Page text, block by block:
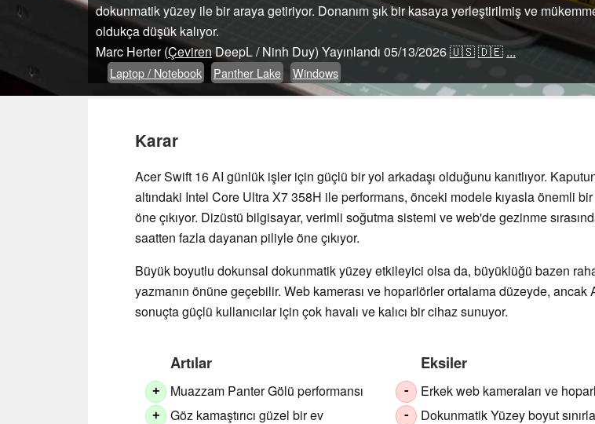
dokunmatik yüzey ile bir araya getiriyor. Donanım şık bir kasaya yerleştirilmiş ve
oldukça düşük kalıyor.
Marc Herter (Çeviren DeepL / Ninh Duy) Yayınlandı 05/13/2026🇺🇸🇩🇪 ...
Laptop / Notebook Panther Lake Windows
Karar
Acer Swift 16 AI günlük işler için güçlü bir yol arkadaşı olduğunu kanıtlıyor.
altındaki Intel Core Ultra X7 358H ile performans, önceki modele kıyasla önemli bir
öne çıkıyor. Dizüstü bilgisayar, verimli soğutma sistemi ve web'de gezinme
saatten fazla dayanan piliyle öne çıkıyor.
Büyük boyutlu dokunsal dokunmatik yüzey etkileyici olsa da, büyüklüğü bazen
yazmanın önüne geçebilir. Web kamerası ve hoparlörler ortalama düzeyde, ancak
sonuçta güçlü kullanıcılar için çok havalı ve kalıcı bir cihaz sunuyor.
Artılar
+ Muazzam Panter Gölü performansı
+ Göz kamaştırıcı güzel bir ev
Eksiler
- Erkek web kameraları ve
-
Dokunmatik Yüzey boyut